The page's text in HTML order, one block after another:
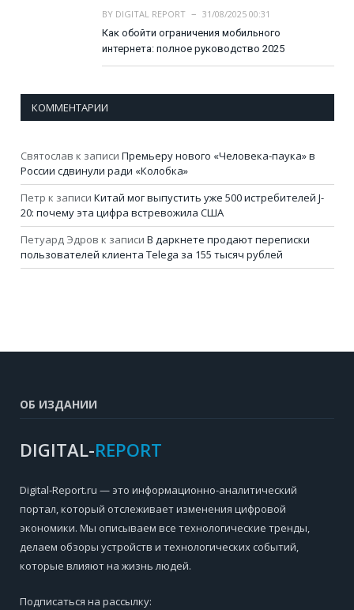
BY DIGITAL REPORT
31/08/2025 00:31
Как обойти ограничения мобильного
интернета: полное руководство 2025
КОММЕНТАРИИ
Святослав к записи Премьеру нового «Человека-паука» в
России сдвинули ради «Колобка»
Петр к записи Китай мог выпустить уже 500 истребителей J-
20: почему эта цифра встревожила США
Петуард Эдров к записи В даркнете продают переписки
пользователей клиента Telega за 155 тысяч рублей
ОБ ИЗДАНИИ
DIGITAL-REPORT
Digital-Report.ru — это информационно-аналитический
портал, который отслеживает изменения цифровой
экономики. Мы описываем все технологические тренды,
делаем обзоры устройств и технологических событий,
которые влияют на жизнь людей.
Подписаться на рассылку: